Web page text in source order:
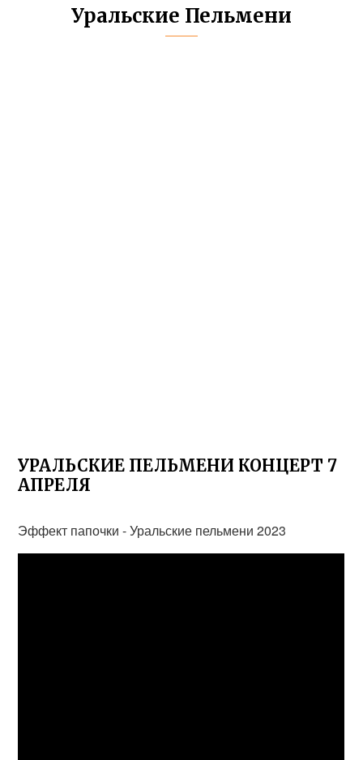
Уральские Пельмени
УРАЛЬСКИЕ ПЕЛЬМЕНИ КОНЦЕРТ 7
АПРЕЛЯ
Эффект папочки - Уральские пельмени 2023